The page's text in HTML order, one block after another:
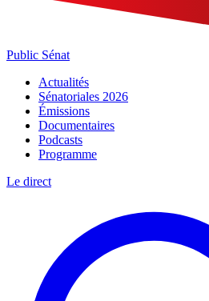
Public Sénat
Actualités
Sénatoriales 2026
Émissions
Documentaires
Podcasts
Programme
Le direct